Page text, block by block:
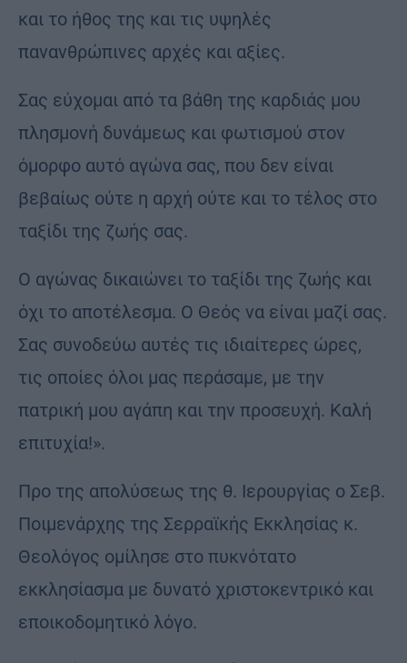
και το ήθος της και τις υψηλές
πανανθρώπινες αρχές και αξίες.
Σας εύχομαι από τα βάθη της καρδιάς μου
πλησμονή δυνάμεως και φωτισμού στον
όμορφο αυτό αγώνα σας, που δεν είναι
βεβαίως ούτε η αρχή ούτε και το τέλος στο
ταξίδι της ζωής σας.
Ο αγώνας δικαιώνει το ταξίδι της ζωής και
όχι το αποτέλεσμα. Ο Θεός να είναι μαζί σας.
Σας συνοδεύω αυτές τις ιδιαίτερες ώρες,
τις οποίες όλοι μας περάσαμε, με την
πατρική μου αγάπη και την προσευχή. Καλή
επιτυχία!».
Προ της απολύσεως της θ. Ιερουργίας ο Σεβ.
Ποιμενάρχης της Σερραϊκής Εκκλησίας κ.
Θεολόγος ομίλησε στο πυκνότατο
εκκλησίασμα με δυνατό χριστοκεντρικό και
εποικοδομητικό λόγο.